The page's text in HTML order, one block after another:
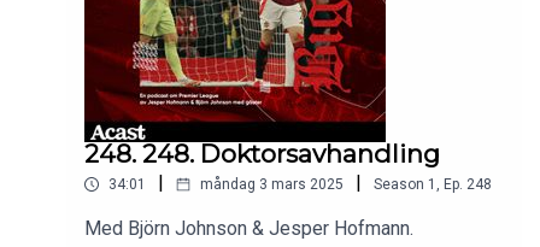
248. 248. Doktorsavhandling
34:01 måndag 3 mars 2025 Season 1 , Ep. 248
Med Björn Johnson & Jesper Hofmann.